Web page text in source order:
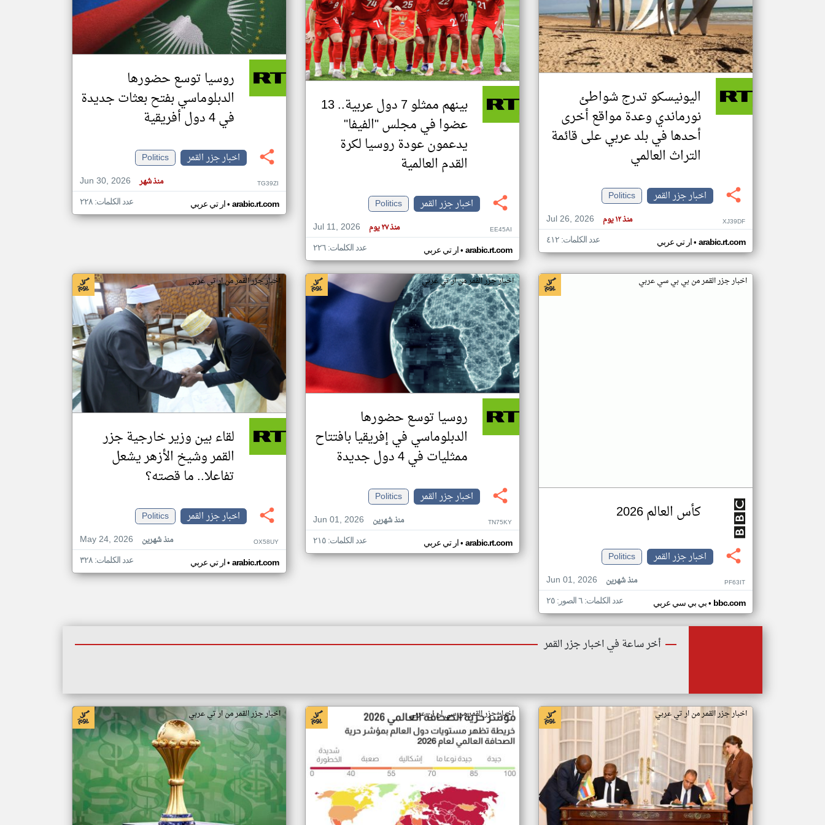
تغيير الدولة
اخبار جزر القمر على مدار الساعة
أهم اخبار جزر القمر العاجلة والمباشرة
اليونيسكو تدرج شواطئ
نورماندي وعدة مواقع أخرى
أحدها في بلد عربي على قائمة
التراث العالمي
اخبار جزر القمر
Politics
Jul 26, 2026
منذ ١٢ يوم XJ39DF
ار تي عربي• arabic.rt.com عدد الكلمات: ٤١٢
بينهم ممثلو 7 دول عربية.. 13
عضوا في مجلس "الفيفا"
يدعمون عودة روسيا لكرة
القدم العالمية
اخبار جزر القمر
Politics
Jul 11, 2026
منذ ٢٧ يوم EE45AI
ار تي عربي• arabic.rt.com عدد الكلمات: ٢٢٦
روسيا توسع حضورها
الدبلوماسي بفتح بعثات جديدة
في 4 دول أفريقية
اخبار جزر القمر
Politics
Jun 30, 2026
منذ شهر TG39ZI
ار تي عربي• arabic.rt.com عدد الكلمات: ٢٢٨
اخبار جزر القمر من بي بي سي عربي
كأس العالم 2026
اخبار جزر القمر
Politics
Jun 01, 2026
منذ شهرين PF63IT
بي بي سي عربي• bbc.com عدد الكلمات: ٦ الصور: ٢٥
اخبار جزر القمر من ار تي عربي
روسيا توسع حضورها
الدبلوماسي في إفريقيا بافتتاح
ممثليات في 4 دول جديدة
اخبار جزر القمر
Politics
Jun 01, 2026
منذ شهرين TN75KY
ار تي عربي• arabic.rt.com عدد الكلمات: ٢١٥
اخبار جزر القمر من ار تي عربي
لقاء بين وزير خارجية جزر
القمر وشيخ الأزهر يشعل
تفاعلا.. ما قصته؟
اخبار جزر القمر
Politics
May 24, 2026
منذ شهرين OX58UY
ار تي عربي• arabic.rt.com عدد الكلمات: ٣٢٨
أخر ساعة في اخبار جزر القمر
اخبار جزر القمر من ار تي عربي اخبار جزر القمر من سي ان ان عربي اخبار جزر القمر من ار تي عربي
klyoum.com